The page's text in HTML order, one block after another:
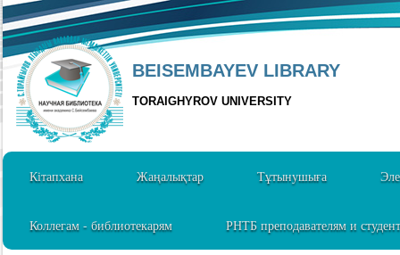
BEISEMBAYEV LIBRARY
TORAIGHYROV UNIVERSITY
Кітапхана Жаңалықтар Тұтынушыға
Коллегам - библиотекарям РНТБ преподавателям и